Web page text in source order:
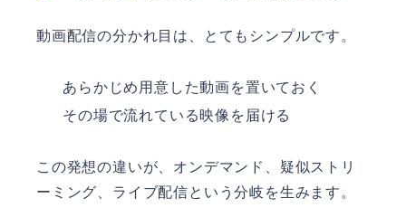
動画配信の分かれ目は、とてもシンプルです。
あらかじめ用意した動画を置いておく
その場で流れている映像を届ける
この発想の違いが、オンデマンド、疑似ストリ
ーミング、ライブ配信という分岐を生みます。